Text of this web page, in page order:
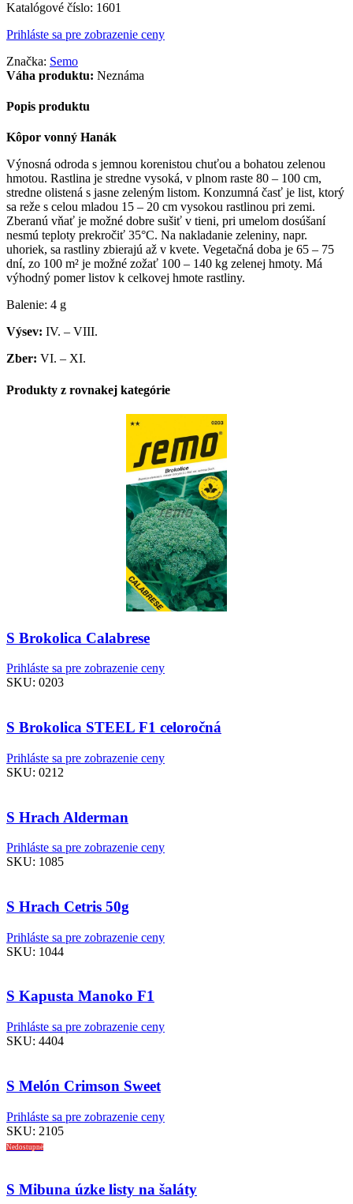
Katalógové číslo: 1601
Prihláste sa pre zobrazenie ceny
Značka: Semo
Váha produktu: Neznáma
Popis produktu
Kôpor vonný Hanák
Výnosná odroda s jemnou korenistou chuťou a bohatou zelenou
hmotou. Rastlina je stredne vysoká, v plnom raste 80 – 100 cm,
stredne olistená s jasne zeleným listom. Konzumná časť je list, ktorý
sa reže s celou mladou 15 – 20 cm vysokou rastlinou pri zemi.
Zberanú vňať je možné dobre sušiť v tieni, pri umelom dosúšaní
nesmú teploty prekročiť 35°C. Na nakladanie zeleniny, napr.
uhoriek, sa rastliny zbierajú až v kvete. Vegetačná doba je 65 – 75
dní, zo 100 m² je možné zožať 100 – 140 kg zelenej hmoty. Má
výhodný pomer listov k celkovej hmote rastliny.
Balenie: 4 g
Výsev: IV. – VIII.
Zber: VI. – XI.
Produkty z rovnakej kategórie
S Brokolica Calabrese
Prihláste sa pre zobrazenie ceny
SKU: 0203
S Brokolica STEEL F1 celoročná
Prihláste sa pre zobrazenie ceny
SKU: 0212
S Hrach Alderman
Prihláste sa pre zobrazenie ceny
SKU: 1085
S Hrach Cetris 50g
Prihláste sa pre zobrazenie ceny
SKU: 1044
S Kapusta Manoko F1
Prihláste sa pre zobrazenie ceny
SKU: 4404
S Melón Crimson Sweet
Prihláste sa pre zobrazenie ceny
SKU: 2105
Nedostupné
S Mibuna úzke listy na šaláty